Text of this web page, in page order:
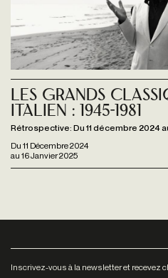
Du 11 Décembre 2024
au 16 Janvier 2025
Les Grands
italien : 1945-1981
Rétrospective: Du 11 décembre 2024
Inscrivez-vous à la newsletter et recevez